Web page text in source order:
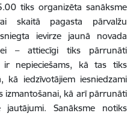
tiks organizēta sanāksme
skaitā pagasta pārvalžu
ievirze jaunā novada
– attiecīgi tiks pārrunāti
ir nepieciešams, kā tas tiks
kā iedzīvotājiem iesniedzami
izmantošanai, kā arī pārrunāti
Sanāksme notiks